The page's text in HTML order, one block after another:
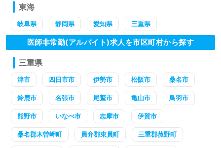
東海
岐阜県 静岡県 愛知県 三重県
医師非常勤(アルバイト)求人を市区町村から探す
三重県
津市 四日市市 伊勢市 松阪市 桑名市
鈴鹿市 名張市 尾鷲市 亀山市 鳥羽市
熊野市 いなべ市 志摩市 伊賀市
桑名郡木曽岬町 員弁郡東員町 三重郡菰野町